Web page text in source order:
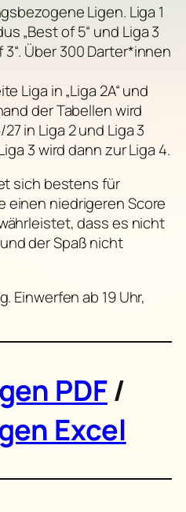
Ligen. Liga 1
„Best of 5“ und Liga 3
Über 300 Darter*innen
Liga in „Liga 2A“ und
der Tabellen wird
in Liga 2 und Liga 3
3 wird dann zur Liga 4.
sich bestens für
einen niedrigeren Score
dass es nicht
der Spaß nicht
Einwerfen ab 19 Uhr,
PDF/
Excel